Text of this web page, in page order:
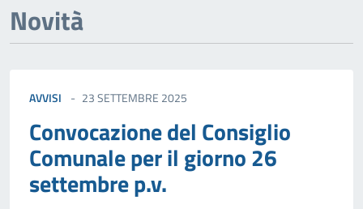
Novità
AVVISI 23 SETTEMBRE 2025
Convocazione del Consiglio
Comunale per il giorno 26
settembre p.v.